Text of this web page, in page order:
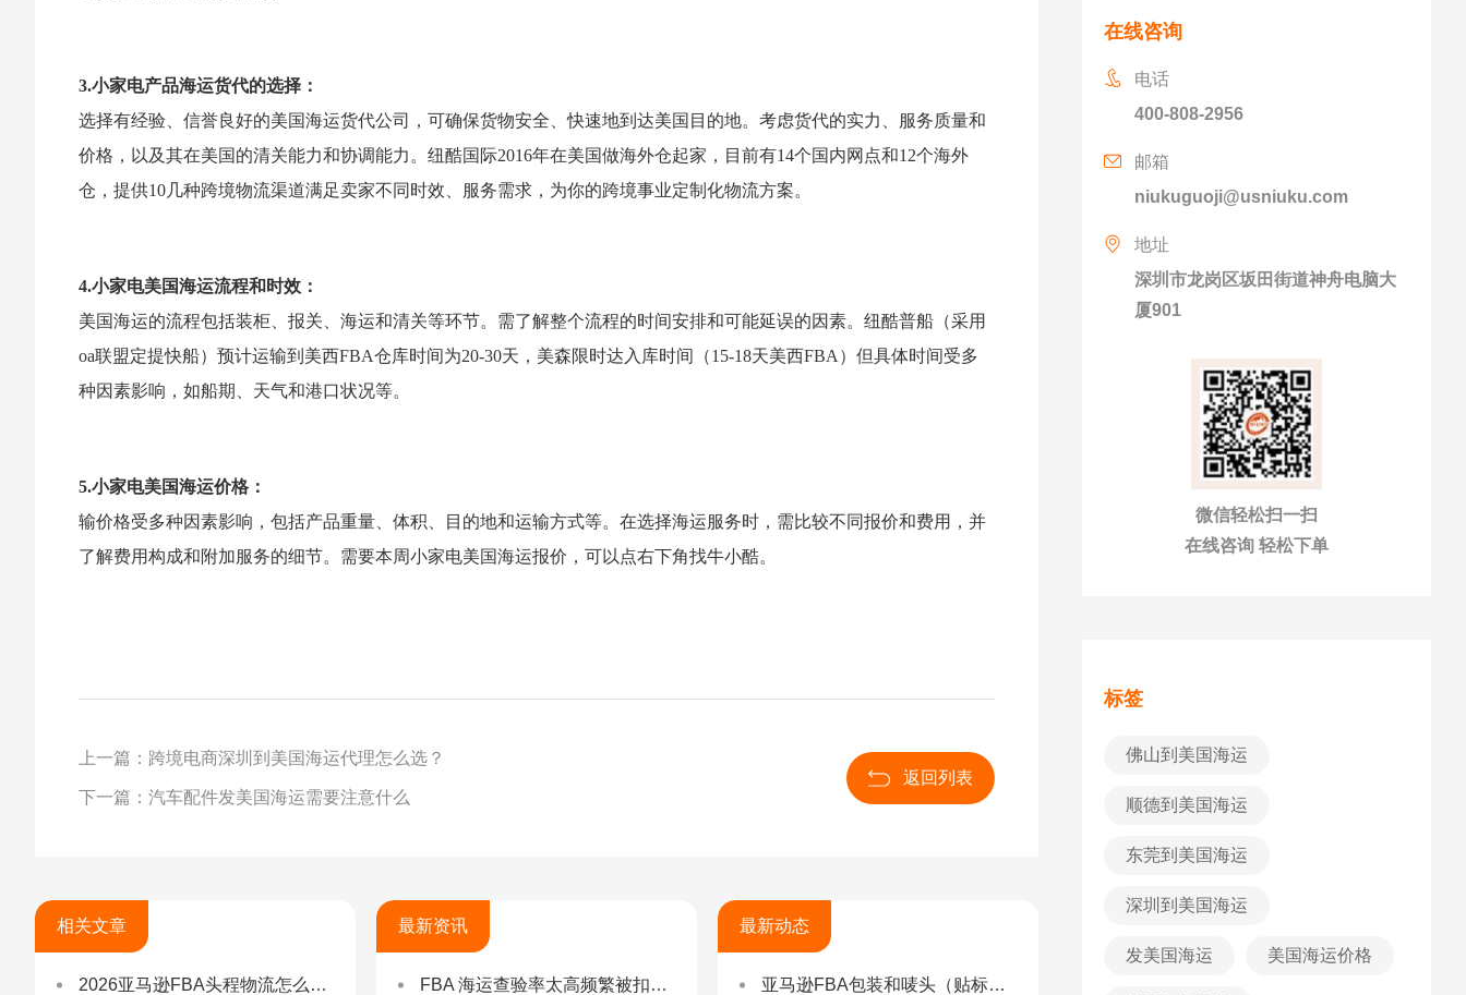
3.小家电产品海运货代的选择：
选择有经验、信誉良好的美国海运货代公司，可确保货物安全、快速地到达美国目的地。考虑货代的实力、服务质量和
价格，以及其在美国的清关能力和协调能力。纽酷国际2016年在美国做海外仓起家，目前有14个国内网点和12个海外
仓，提供10几种跨境物流渠道满足卖家不同时效、服务需求，为你的跨境事业定制化物流方案。
4.小家电美国海运流程和时效：
美国海运的流程包括装柜、报关、海运和清关等环节。需了解整个流程的时间安排和可能延误的因素。纽酷普船（采用
oa联盟定提快船）预计运输到美西FBA仓库时间为20-30天，美森限时达入库时间（15-18天美西FBA）但具体时间受多
种因素影响，如船期、天气和港口状况等。
5.小家电美国海运价格：
输价格受多种因素影响，包括产品重量、体积、目的地和运输方式等。在选择海运服务时，需比较不同报价和费用，并
了解费用构成和附加服务的细节。需要本周小家电美国海运报价，可以点右下角找牛小酷。
返回列表
上一篇：跨境电商深圳到美国海运代理怎么选？
下一篇：汽车配件发美国海运需要注意什么
相关文章
2026亚马逊FBA头程物流怎么选不踩坑？SEND/FIST/SPN官方认证物流商，只有这家敢承诺“准达率第一”
最新资讯
FBA 海运查验率太高频繁被扣货，如何选择低查验物流货代？
最新动态
亚马逊FBA包装和唛头（贴标签）要求（2025最新详解）
在线咨询
电话
400-808-2956
邮箱
niukuguoji@usniuku.com
地址
深圳市龙岗区坂田街道神舟电脑大
厦901
微信轻松扫一扫
在线咨询 轻松下单
标签
佛山到美国海运
顺德到美国海运
东莞到美国海运
深圳到美国海运
发美国海运 美国海运价格